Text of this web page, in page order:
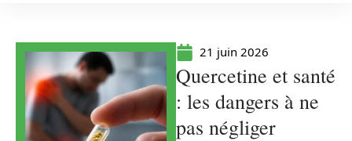
21 juin 2026
Quercetine et santé
: les dangers à ne
pas négliger